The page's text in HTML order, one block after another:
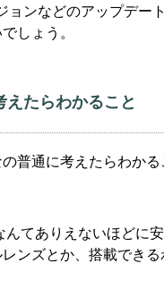
ョンなどのアップデー
しょう。
えたらわかること
普通に考えたらわかる
てありえないほどに安
ンズとか、搭載でき